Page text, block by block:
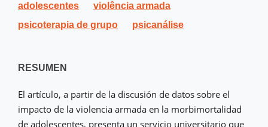
adolescentes
violência armada
psicoterapia de grupo
psicanálise
RESUMEN
El artículo, a partir de la discusión de datos sobre el
impacto de la violencia armada en la morbimortalidad
de adolescentes, presenta un servicio universitario que